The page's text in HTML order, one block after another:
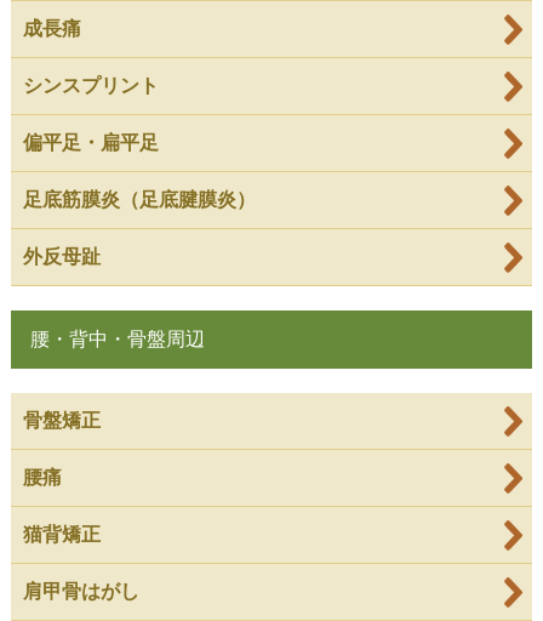
成長痛
シンスプリント
偏平足・扁平足
足底筋膜炎（足底腱膜炎）
外反母趾
腰・背中・骨盤周辺
骨盤矯正
腰痛
猫背矯正
肩甲骨はがし